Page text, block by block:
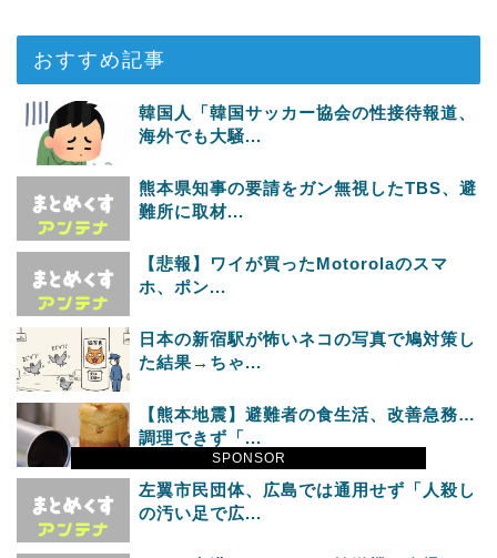
SPONSOR
おすすめ記事
韓国人「韓国サッカー協会の性接待報道、
海外でも大騒...
熊本県知事の要請をガン無視したTBS、避
難所に取材...
【悲報】ワイが買ったMotorolaのスマ
ホ、ポン...
日本の新宿駅が怖いネコの写真で鳩対策し
た結果→ちゃ...
【熊本地震】避難者の食生活、改善急務…
調理できず「...
左翼市民団体、広島では通用せず「人殺し
の汚い足で広...